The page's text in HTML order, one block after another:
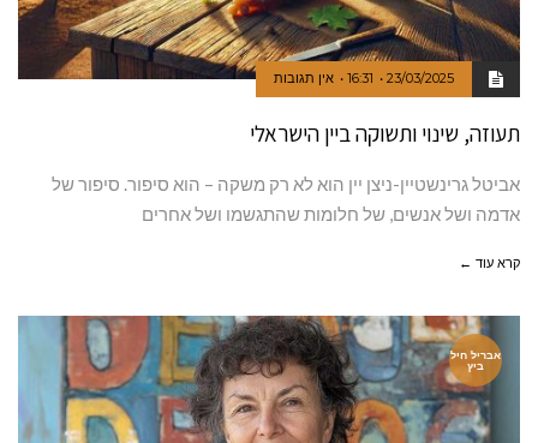
23/03/2025
16:31 אין תגובות
תעוזה, שינוי ותשוקה ביין הישראלי
אביטל גרינשטיין-ניצן יין הוא לא רק משקה – הוא סיפור. סיפור של
אדמה ושל אנשים, של חלומות שהתגשמו ושל אחרים
קרא עוד ←
אבריל חיל
ביץ